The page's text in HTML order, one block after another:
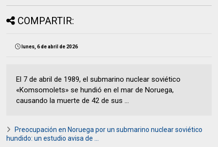
COMPARTIR:
lunes, 6 de abril de 2026
El 7 de abril de 1989, el submarino nuclear soviético
«Komsomolets» se hundió en el mar de Noruega,
causando la muerte de 42 de sus ...
Preocupación en Noruega por un submarino nuclear soviético
hundido: un estudio avisa de ...